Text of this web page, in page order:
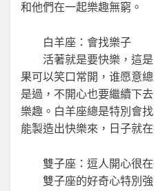
和他們在一起樂趣無窮。
白羊座：會找樂子
活著就是要快樂，這是
果可以笑口常開，谁愿意
是過，不開心也要繼續下
樂趣。白羊座總是特別會
能製造出快樂來，日子就
雙子座：逗人開心很
雙子座的好奇心特別強